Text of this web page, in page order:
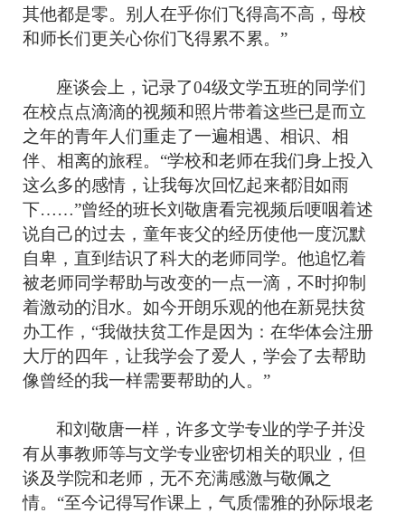
其他都是零。别人在乎你们飞得高不高，母校
和师长们更关心你们飞得累不累。”
座谈会上，记录了04级文学五班的同学们
在校点点滴滴的视频和照片带着这些已是而立
之年的青年人们重走了一遍相遇、相识、相
伴、相离的旅程。 “学校和老师在我们身上投入
这么多的感情，让我每次回忆起来都泪如雨
下……”曾经的班长刘敬唐看完视频后哽咽着述
说自己的过去，童年丧父的经历使他一度沉默
自卑，直到结识了科大的老师同学。他追忆着
被老师同学帮助与改变的一点一滴，不时抑制
着激动的泪水。如今开朗乐观的他在新晃扶贫
办工作，“我做扶贫工作是因为：在华体会注册
大厅的四年，让我学会了爱人，学会了去帮助
像曾经的我一样需要帮助的人。”
和刘敬唐一样，许多文学专业的学子并没
有从事教师等与文学专业密切相关的职业，但
谈及学院和老师，无不充满感激与敬佩之
情。 “至今记得写作课上，气质儒雅的孙际垠老